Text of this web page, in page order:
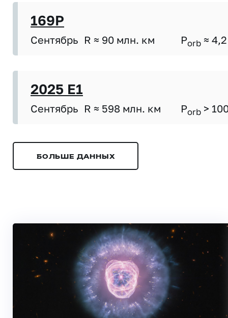
169P
Сентябрь R ≈ 90 млн. км Porb ≈ 4,2
2025 E1
Сентябрь R ≈ 598 млн. км Porb >
БОЛЬШЕ ДАННЫХ